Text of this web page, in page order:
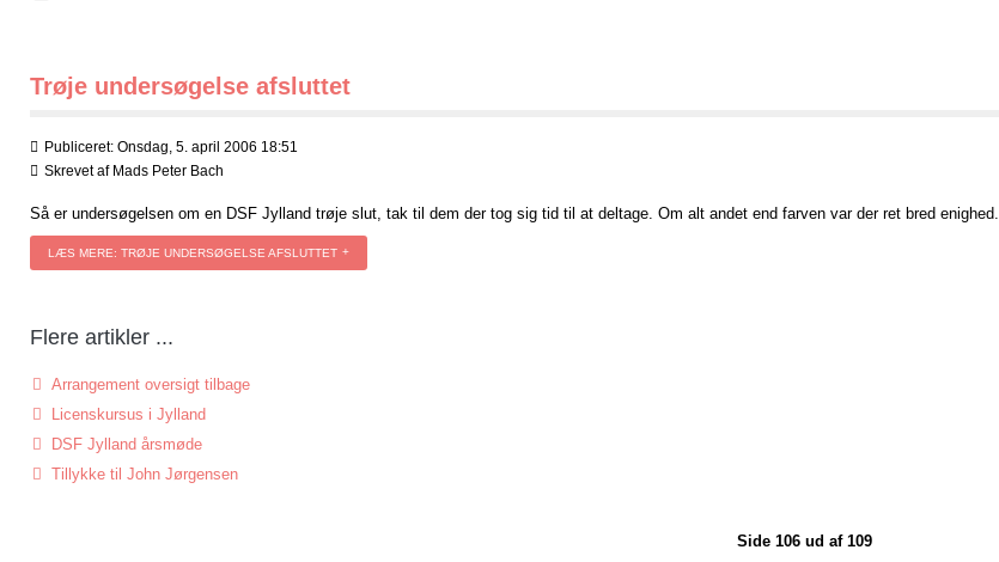
Trøje undersøgelse afsluttet
Publiceret: Onsdag, 5. april 2006 18:51
Skrevet af Mads Peter Bach
Så er undersøgelsen om en DSF Jylland trøje slut, tak til dem der tog sig tid til at deltage. Om alt andet end farven var der ret bred enighed.
LÆS MERE: TRØJE UNDERSØGELSE AFSLUTTET
Flere artikler ...
Arrangement oversigt tilbage
Licenskursus i Jylland
DSF Jylland årsmøde
Tillykke til John Jørgensen
Side 106 ud af 109